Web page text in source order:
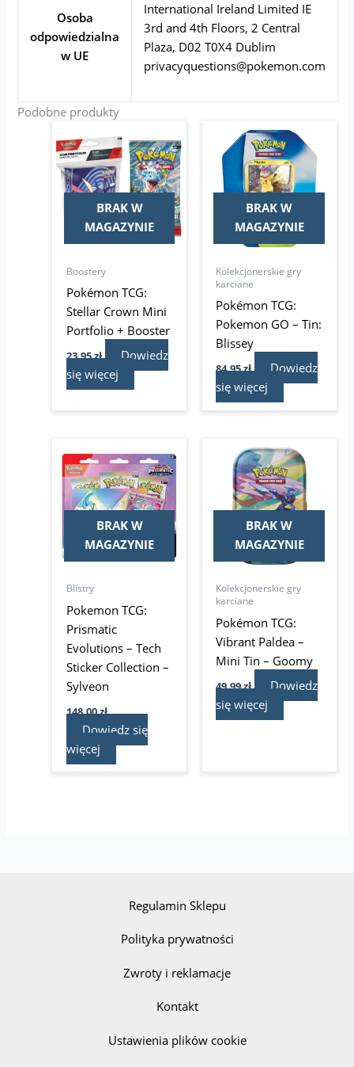
Osoba
odpowiedzialna
w UE
International Ireland Limited IE
3rd and 4th Floors, 2 Central
Plaza, D02 T0X4 Dublim
privacyquestions@pokemon.com
Podobne produkty
BRAK W
MAGAZYNIE
Boostery
Pokémon TCG:
Stellar Crown Mini
Portfolio + Booster
23,95zł
Dowiedz
się więcej
BRAK W
MAGAZYNIE
Kolekcjonerskie gry
karciane
Pokémon TCG:
Pokemon GO – Tin:
Blissey
84,95zł
Dowiedz
się więcej
BRAK W
MAGAZYNIE
Blistry
Pokemon TCG:
Prismatic
Evolutions – Tech
Sticker Collection –
Sylveon
148,00zł
Dowiedz się
więcej
BRAK W
MAGAZYNIE
Kolekcjonerskie gry
karciane
Pokémon TCG:
Vibrant Paldea –
Mini Tin – Goomy
49,99zł
Dowiedz
się więcej
Regulamin Sklepu
Polityka prywatności
Zwroty i reklamacje
Kontakt
Ustawienia plików cookie